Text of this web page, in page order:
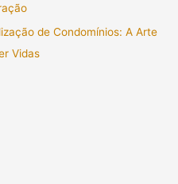
de Condomínios: A Arte
Vidas